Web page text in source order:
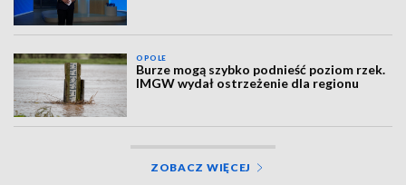
OPOLE
Burze mogą szybko podnieść poziom rzek.
IMGW wydał ostrzeżenie dla regionu
ZOBACZ WIĘCEJ